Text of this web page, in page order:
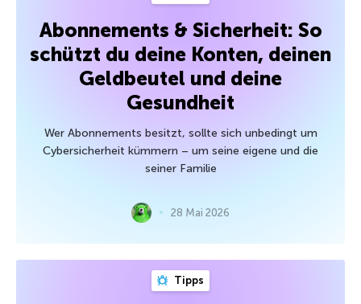
Abonnements & Sicherheit: So
schützt du deine Konten, deinen
Geldbeutel und deine
Gesundheit
Wer Abonnements besitzt, sollte sich unbedingt um
Cybersicherheit kümmern – um seine eigene und die
seiner Familie
28 Mai 2026
Tipps